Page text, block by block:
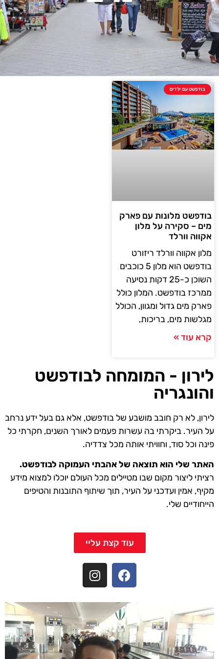
בודפשט עם ילדים
בודפשט מלונות עם פארק
מים – סקירה על מלון
אקווה וורלד
מלון אקווה וורלד ריזורט
בודפשט הוא מלון 5 כוכבים
השוכן כ-25 דקות נסיעה
ממרכז בודפשט. המלון כולל
פארק מים גדול ומגוון, הכולל
מגלשות מים, בריכות,
קרא עוד »
לירון - המומחה לבודפשט
והונגריה
לירון, לא רק חובב מושבע של בודפשט, אלא גם בעל ידע נרחב
על העיר. ביקרתי בה עשרות פעמים לאורך השנים, חקרתי כל
פינה וכל סוד, וחוויתי אותה מכל צדדיה.
האתר שלי הוא תוצאה של אהבתי העמוקה לבודפשט.
רציתי ליצור מקום שבו מטיילים מכל העולם יוכלו למצוא מידע
מקיף, אמין ועדכני על העיר, תוך שיתוף התובנות והטיפים
הייחודיים שלי.
עוד קצת עליי